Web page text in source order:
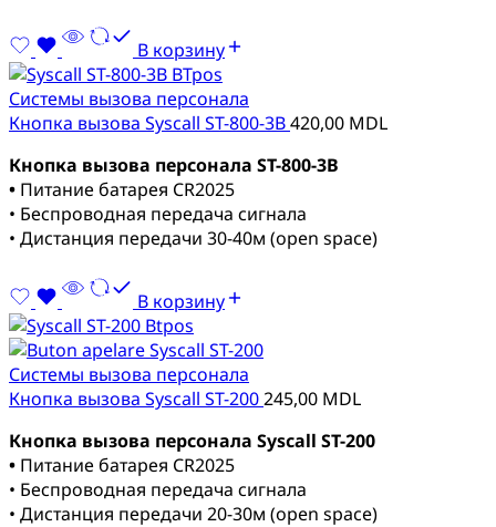
В корзину
Системы вызова персонала
Кнопка вызова Syscall ST-800-3B420,00 MDL
Кнопка вызова персонала ST-800-3B
• Питание батарея CR2025
• Беспроводная передача сигнала
• Дистанция передачи 30-40м (open space)
В корзину
Системы вызова персонала
Кнопка вызова Syscall ST-200245,00 MDL
Кнопка вызова персонала Syscall ST-200
• Питание батарея CR2025
• Беспроводная передача сигнала
• Дистанция передачи 20-30м (open space)